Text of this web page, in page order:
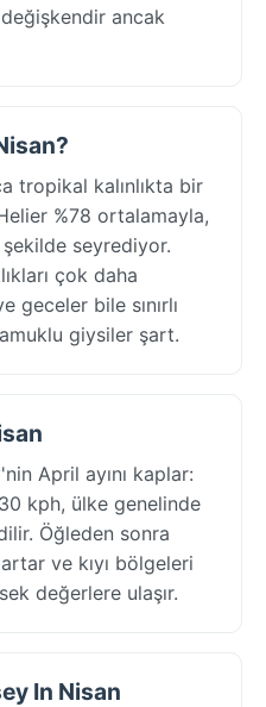
ancak
tropikal kalınlıkta bir
%78 ortalamayla,
seyrediyor.
çok daha
geceler bile sınırlı
giysiler şart.
April ayını kaplar:
kph, ülke genelinde
Öğleden sonra
ve kıyı bölgeleri
değerlere ulaşır.
In Nisan